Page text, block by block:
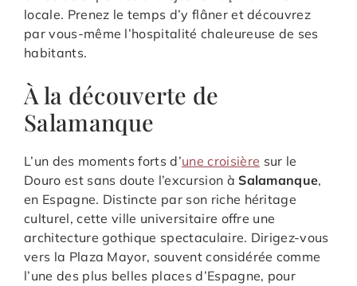
locale. Prenez le temps d’y flâner et découvrez
par vous-même l’hospitalité chaleureuse de ses
habitants.
À la découverte de
Salamanque
L’un des moments forts d’une croisière sur le
Douro est sans doute l’excursion àSalamanque,
en Espagne. Distincte par son riche héritage
culturel, cette ville universitaire offre une
architecture gothique spectaculaire. Dirigez-vous
vers la Plaza Mayor, souvent considérée comme
l’une des plus belles places d’Espagne, pour